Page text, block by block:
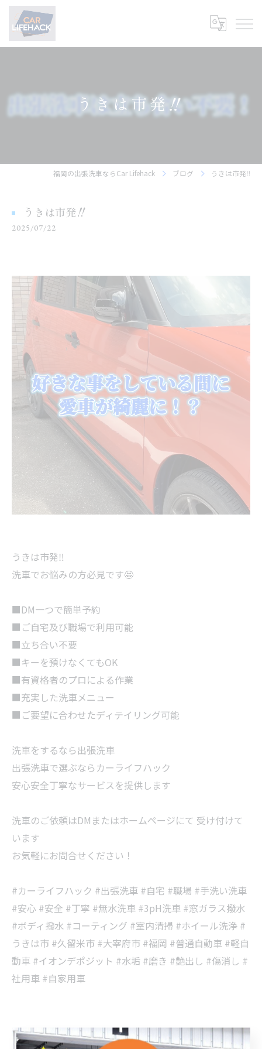
うきは市発‼
福岡の出張洗車ならCar Lifehack ブログ うきは市発‼
うきは市発‼
2025/07/22
うきは市発‼
洗車でお悩みの方必見です🤩
■DM一つで簡単予約
■ご自宅及び職場で利用可能
■立ち合い不要
■キーを預けなくてもOK
■有資格者のプロによる作業
■充実した洗車メニュー
■ご要望に合わせたディテイリング可能
洗車をするなら出張洗車
出張洗車で選ぶならカーライフハック
安心安全丁寧なサービスを提供します
洗車のご依頼はDMまたはホームページにて 受け付けて
います
お気軽にお問合せください！
#カーライフハック #出張洗車 #自宅 #職場 #手洗い洗車
#安心 #安全 #丁寧 #無水洗車 #3pH洗車 #窓ガラス撥水
#ボディ撥水 #コーティング #室内清掃 #ホイール洗浄 #
うきは市 #久留米市 #大宰府市 #福岡 #普通自動車 #軽自
動車 #イオンデポジット #水垢 #磨き #艶出し #傷消し #
社用車 #自家用車